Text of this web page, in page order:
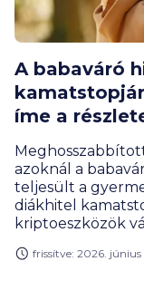
A babaváró
íme a
azoknál a
teljesült a
diákhitel
kriptoeszközök
frissítve: 2026. június